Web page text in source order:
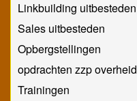
Linkbuilding uitbesteden
Sales uitbesteden
Opbergstellingen
opdrachten zzp overheid
Trainingen